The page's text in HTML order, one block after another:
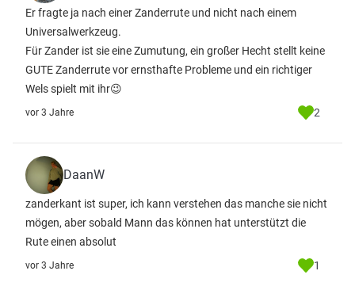
Er fragte ja nach einer Zanderrute und nicht nach einem
Universalwerkzeug.
Für Zander ist sie eine Zumutung, ein großer Hecht stellt keine
GUTE Zanderrute vor ernsthafte Probleme und ein richtiger
Wels spielt mit ihr😉
vor 3 Jahre 2
DaanW
zanderkant ist super, ich kann verstehen das manche sie nicht
mögen, aber sobald Mann das können hat unterstützt die
Rute einen absolut
vor 3 Jahre 1